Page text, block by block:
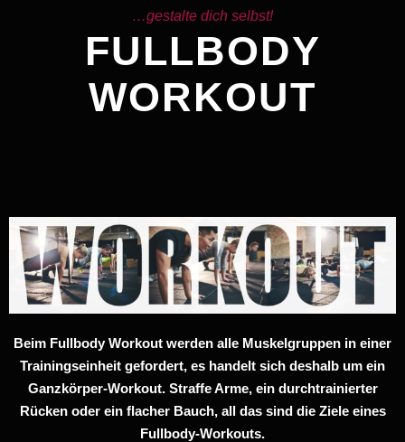
…gestalte dich selbst!
FULLBODY
WORKOUT
Beim Fullbody Workout werden alle Muskelgruppen in einer
Trainingseinheit gefordert, es handelt sich deshalb um ein
Ganzkörper-Workout. Straffe Arme, ein durchtrainierter
Rücken oder ein flacher Bauch, all das sind die Ziele eines
Fullbody-Workouts.